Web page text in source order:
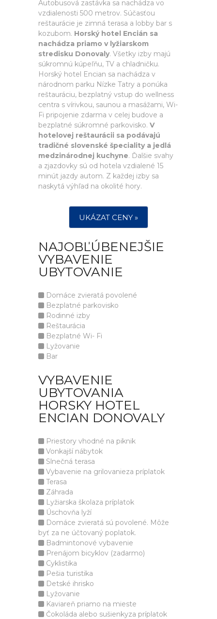
Autobusová zastávka sa nachádza vo
vzdialenosti 500 metrov. Súčasťou
reštaurácie je zimná terasa a lobby bar s
kozubom. Horský hotel Encián sa
nachádza priamo v lyžiarskom
stredisku Donovaly. Všetky izby majú
súkromnú kúpeľňu, TV a chladničku.
Horský hotel Encian sa nachádza v
národnom parku Nízke Tatry a ponúka
reštauráciu, bezplatný vstup do wellness
centra s vírivkou, saunou a masážami, Wi-
Fi pripojenie zdarma v celej budove a
bezplatné súkromné parkovisko. V
hotelovej reštaurácii sa podávajú
tradičné slovenské špeciality a jedlá
medzinárodnej kuchyne. Ďalšie svahy
a zjazdovky sú od hotela vzdialené 15
minút jazdy autom. Z každej izby sa
naskytá výhľad na okolité hory.
UKÁZAT CENY »
NAJOBĽÚBENEJŠIE
VYBAVENIE
UBYTOVANIE
Domáce zvieratá povolené
Bezplatné parkovisko
Rodinné izby
Reštaurácia
Bezplatné Wi- Fi
Lyžovanie
Bar
VYBAVENIE
UBYTOVANIA
HORSKY HOTEL
ENCIAN DONOVALY
Priestory vhodné na piknik
Vonkajší nábytok
Slnečná terasa
Vybavenie na grilovanieza príplatok
Terasa
Záhrada
Lyžiarska školaza príplatok
Úschovňa lyží
Domáce zvieratá sú povolené. Môže
byť za ne účtovaný poplatok.
Badmintonové vybavenie
Prenájom bicyklov (zadarmo)
Cyklistika
Pešia turistika
Detské ihrisko
Lyžovanie
Kaviareň priamo na mieste
Čokoláda alebo sušienkyza príplatok